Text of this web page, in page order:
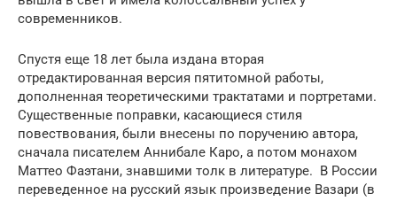
современников.
Спустя еще 18 лет была издана вторая
отредактированная версия пятитомной работы,
дополненная теоретическими трактатами и портретами.
Существенные поправки, касающиеся стиля
повествования, были внесены по поручению автора,
сначала писателем Аннибале Каро, а потом монахом
Маттео Фаэтани, знавшими толк в литературе. В России
переведенное на русский язык произведение Вазари (в